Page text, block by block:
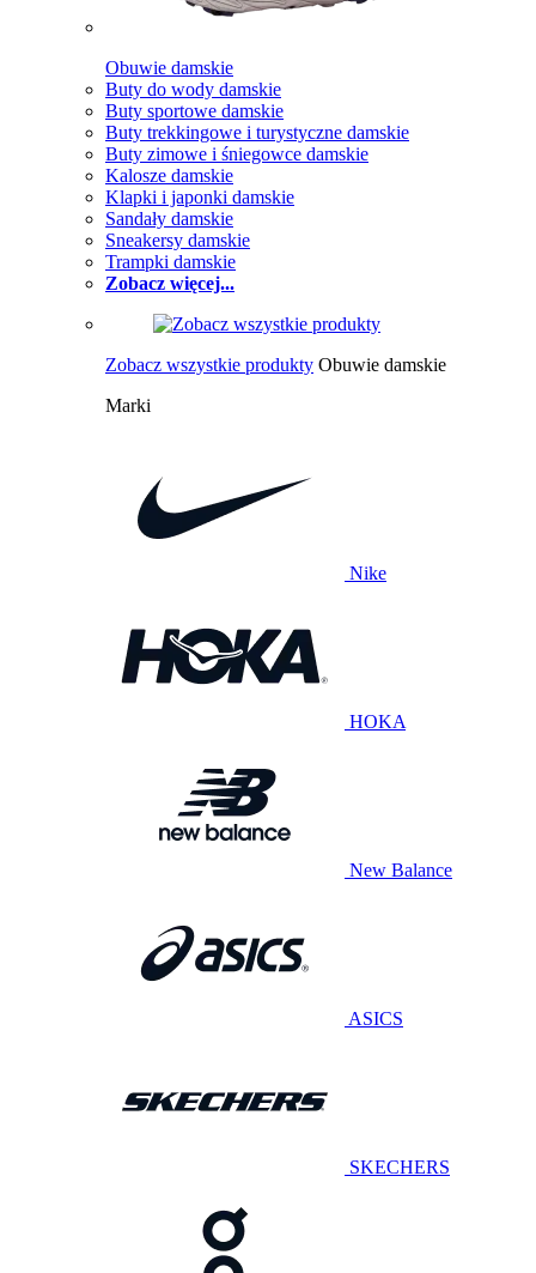
Obuwie damskie
Buty do wody damskie
Buty sportowe damskie
Buty trekkingowe i turystyczne damskie
Buty zimowe i śniegowce damskie
Kalosze damskie
Klapki i japonki damskie
Sandały damskie
Sneakersy damskie
Trampki damskie
Zobacz więcej...
Zobacz wszystkie produkty Obuwie damskie
Marki
Nike
HOKA
New Balance
ASICS
SKECHERS